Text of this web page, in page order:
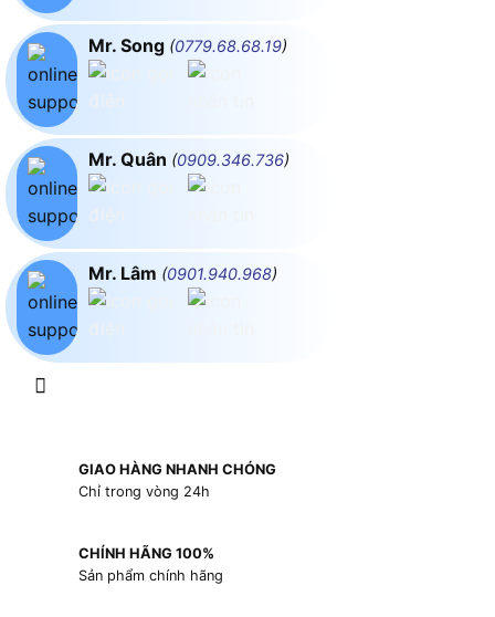
Mr. Song (0779.68.68.19)
Mr. Quân (0909.346.736)
Mr. Lâm (0901.940.968)
GIAO HÀNG NHANH CHÓNG
Chỉ trong vòng 24h
CHÍNH HÃNG 100%
Sản phẩm chính hãng